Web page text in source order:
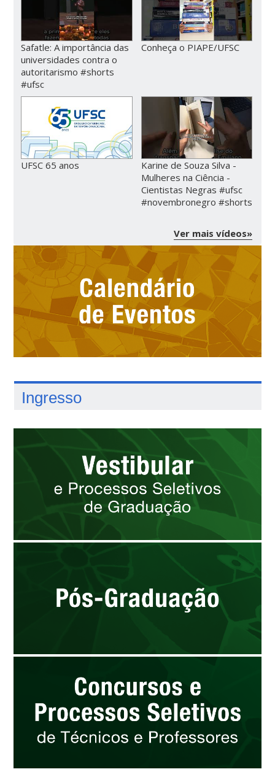
Safatle: A importância das
universidades contra o
autoritarismo #shorts
#ufsc
Conheça o PIAPE/UFSC
UFSC 65 anos
Karine de Souza Silva -
Mulheres na Ciência -
Cientistas Negras #ufsc
#novembronegro #shorts
Ver mais vídeos»
Ingresso